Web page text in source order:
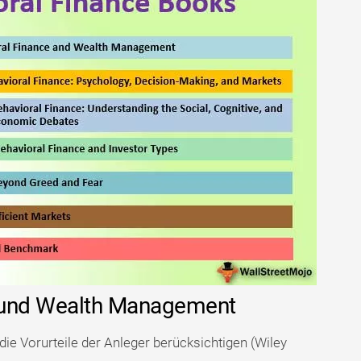
Wealth Management
Vorurteile der Anleger berücksichtigen (Wiley